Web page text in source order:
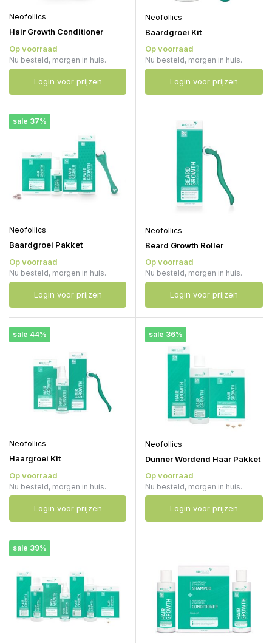
Neofollics
Hair Growth Conditioner
Op voorraad
Nu besteld, morgen in huis.
Login voor prijzen
Neofollics
Baardgroei Kit
Op voorraad
Nu besteld, morgen in huis.
Login voor prijzen
sale 37%
Neofollics
Baardgroei Pakket
Op voorraad
Nu besteld, morgen in huis.
Login voor prijzen
Neofollics
Beard Growth Roller
Op voorraad
Nu besteld, morgen in huis.
Login voor prijzen
sale 44%
Neofollics
Haargroei Kit
Op voorraad
Nu besteld, morgen in huis.
Login voor prijzen
sale 36%
Neofollics
Dunner Wordend Haar Pakket
Op voorraad
Nu besteld, morgen in huis.
Login voor prijzen
sale 39%